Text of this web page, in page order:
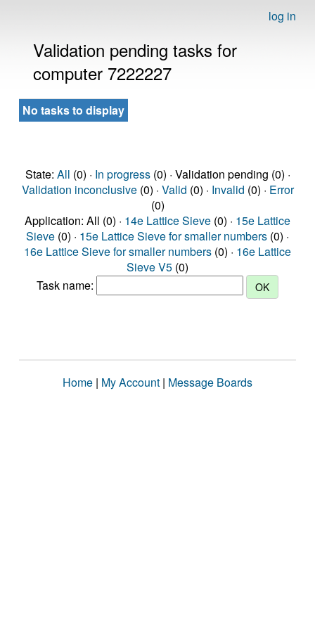
log in
Validation pending tasks for
computer 7222227
No tasks to display
State: All (0) · In progress(0) · Validation pending (0) ·
Validation inconclusive(0) · Valid (0) · Invalid (0) · Error
(0)
Application: All (0) · 14e Lattice Sieve (0) · 15e Lattice
Sieve (0) · 15e Lattice Sieve for smaller numbers (0) ·
16e Lattice Sieve for smaller numbers (0) · 16e Lattice
Sieve V5 (0)
Task name:
Home | My Account | Message Boards